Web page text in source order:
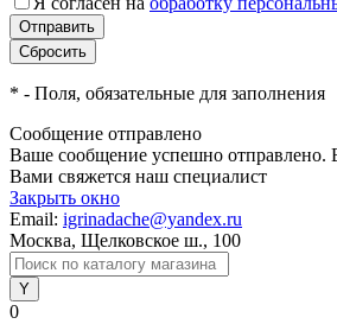
* - Поля, обязательные для заполнения
Сообщение отправлено
Ваше сообщение успешно отправлено.
Вами свяжется наш специалист
Закрыть окно
Email: igrinadache@yandex.ru
Москва, Щелковское ш., 100
0